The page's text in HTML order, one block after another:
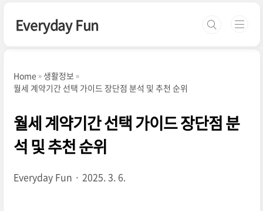
Everyday Fun
Home
생활정보
월세 계약기간 선택 가이드 장단점 분석 및 추천 순위
월세 계약기간 선택 가이드 장단점 분
석 및 추천 순위
Everyday Fun 2025. 3. 6.